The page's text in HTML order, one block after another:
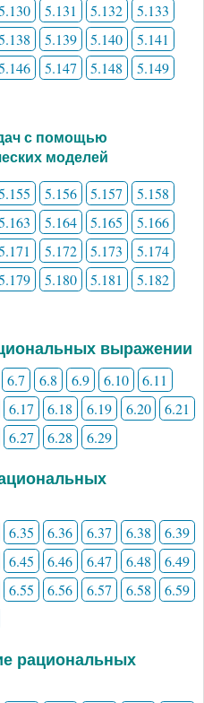
5.131 5.132
5.133
5.139 5.140
5.141
5.147 5.148
5.149
с помощью
моделей
5.156 5.157
5.158
5.164 5.165
5.166
5.172 5.173
5.174
5.180 5.181
5.182
выражении
6.7 6.8 6.9 6.10
6.11
6.17 6.18 6.19 6.20
6.21
6.27 6.28 6.29
6.35 6.36 6.37 6.38
6.39
6.45 6.46 6.47 6.48
6.49
6.55 6.56 6.57 6.58
6.59
рациональных